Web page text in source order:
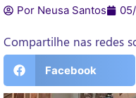
Por Neusa Santos
Compartilhe nas redes
Facebook